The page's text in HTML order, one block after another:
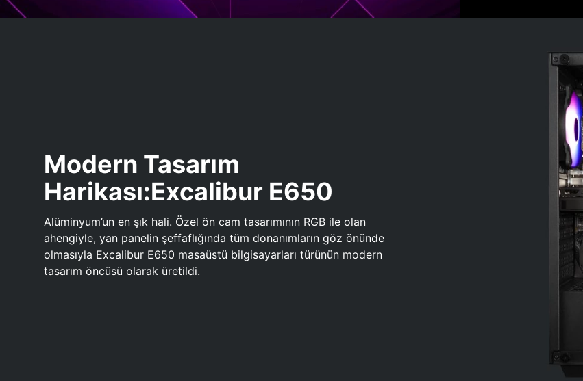
Modern Tasarım
Harikası:Excalibur E650
Alüminyum’un en şık hali. Özel ön cam tasarımının RGB ile olan
ahengiyle, yan panelin şeffaflığında tüm donanımların göz önünde
olmasıyla Excalibur E650 masaüstü bilgisayarları türünün modern
tasarım öncüsü olarak üretildi.